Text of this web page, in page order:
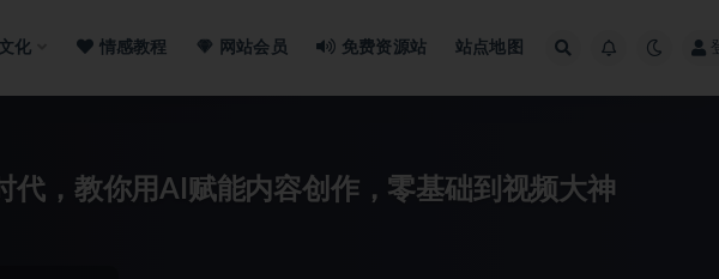
化 情感教程 网站会员 免费资源站 站点地图
代，教你用AI赋能内容创作，​零基础到视频大神